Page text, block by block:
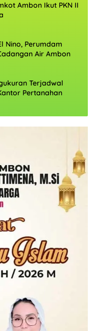
Ambon Ikut PKN II
Nino, Perumdam
Air Ambon
Terjadwal
Pertanahan